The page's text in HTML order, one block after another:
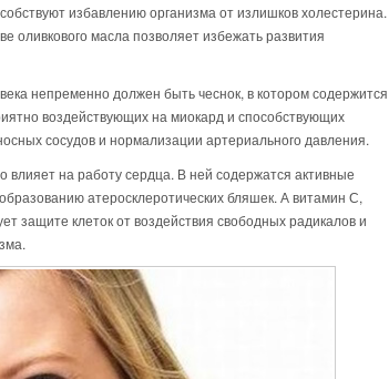
избавлению организма от излишков холестерина.
оливкового масла позволяет избежать развития
непременно должен быть чеснок, в котором содержится
воздействующих на миокард и способствующих
сосудов и нормализации артериального давления.
влияет на работу сердца. В ней содержатся активные
атеросклеротических бляшек. А витамин С,
защите клеток от воздействия свободных радикалов и